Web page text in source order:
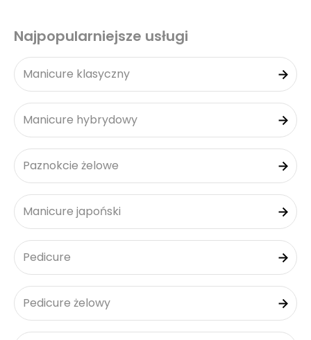
Najpopularniejsze usługi
Manicure klasyczny
Manicure hybrydowy
Paznokcie żelowe
Manicure japoński
Pedicure
Pedicure żelowy